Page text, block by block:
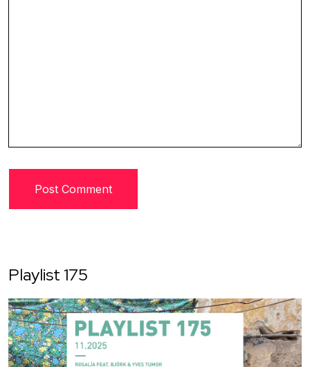
Playlist 175